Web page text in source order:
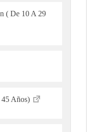
( De 10 A 29
Años)